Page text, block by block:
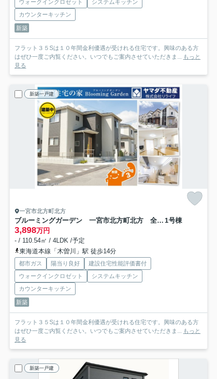
ウォークインクロゼット
システムキッチン
カウンターキッチン
新築
フラット３５Sは１０年間金利優遇が受けれる住宅です。興味のある方
はぜひ一度ご内覧ください。いつでもご案内させていただきま... もっと
見る
新築一戸建
一宮市北方町北方
ブルーミングガーデン 一宮市北方町北方 全1区画分譲 1号棟
3,898万円
- / 110.54㎡ / 4LDK /予定
東海道本線「木曽川」駅 徒歩14分
都市ガス 陽当り良好
建設住宅性能評価書付
ウォークインクロゼット
システムキッチン
カウンターキッチン
新築
フラット３５Sは１０年間金利優遇が受けれる住宅です。興味のある方
はぜひ一度ご内覧ください。いつでもご案内させていただきま... もっと
見る
新築一戸建